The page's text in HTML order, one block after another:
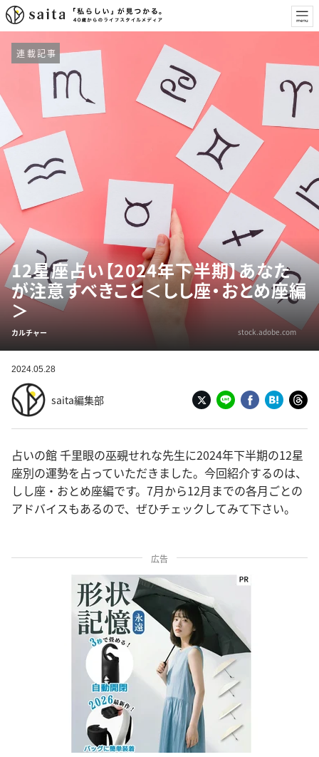
連載記事
12星座占い【2024年下半期】あなた
が注意すべきこと＜しし座・おとめ座編
＞
カルチャー stock.adobe.com
2024.05.28
saita編集部
占いの館 千里眼の巫覡せれな先生に2024年下半期の12星
座別の運勢を占っていただきました。今回紹介するのは、
しし座・おとめ座編です。7月から12月までの各月ごとの
アドバイスもあるので、ぜひチェックしてみて下さい。
広告